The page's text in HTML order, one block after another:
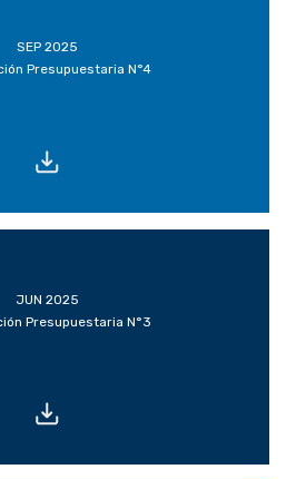
SEP 2025
Presupuestaria N°4
JUN 2025
Presupuestaria N°3